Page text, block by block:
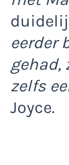
eerder
gehad,
zelfs
Joyce.